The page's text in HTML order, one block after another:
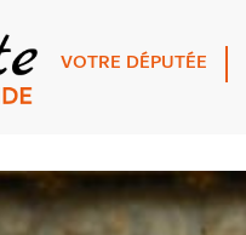
VOTRE DÉPUTÉE